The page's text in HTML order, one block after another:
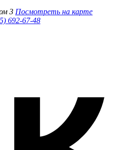
3 Посмотреть на карте
692-67-48‬